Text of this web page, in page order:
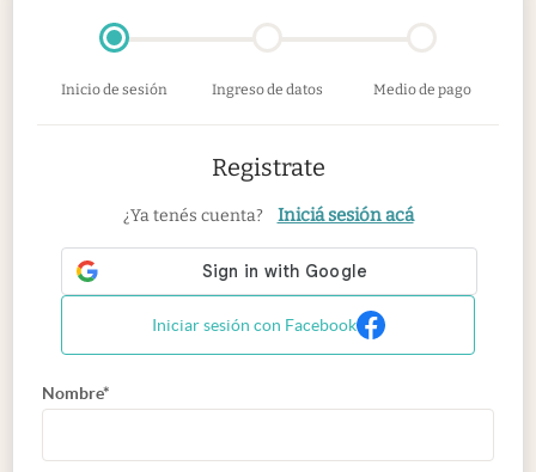
Inicio de sesión Ingreso de datos Medio de pago
Registrate
¿Ya tenés cuenta? Iniciá sesión acá
Iniciar sesión con Facebook
Nombre*